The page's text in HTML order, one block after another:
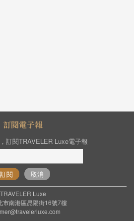
訂閱電子報
訂閱TRAVELER Luxe電子報
訂閱 取消
TRAVELER Luxe
市南港區昆陽街16號7樓